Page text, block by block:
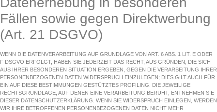
Fällen sowie gegen Direktwerbung
(Art. 21 DSGVO)
WENN DIE DATENVERARBEITUNG AUF GRUNDLAGE VON ART. 6 ABS. 1 LIT. E ODER
F DSGVO ERFOLGT, HABEN SIE JEDERZEIT DAS RECHT, AUS GRÜNDEN, DIE SICH
AUS IHRER BESONDEREN SITUATION ERGEBEN, GEGEN DIE VERARBEITUNG IHRER
PERSONENBEZOGENEN DATEN WIDERSPRUCH EINZULEGEN; DIES GILT AUCH FÜR
EIN AUF DIESE BESTIMMUNGEN GESTÜTZTES PROFILING. DIE JEWEILIGE
RECHTSGRUNDLAGE, AUF DENEN EINE VERARBEITUNG BERUHT, ENTNEHMEN SIE
DIESER DATENSCHUTZERKLÄRUNG. WENN SIE WIDERSPRUCH EINLEGEN, WERDEN
WIR IHRE BETROFFENEN PERSONENBEZOGENEN DATEN NICHT MEHR